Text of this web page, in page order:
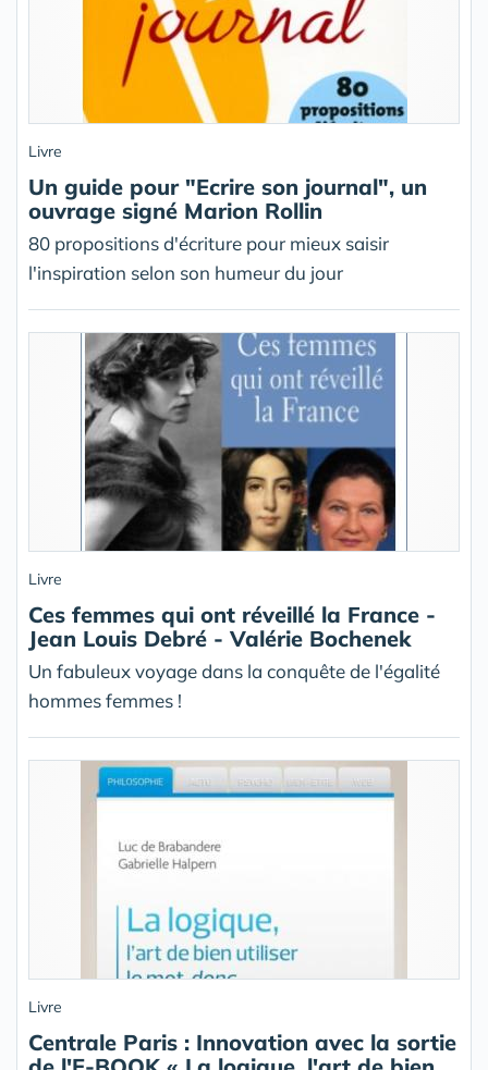
Livre
Un guide pour "Ecrire son journal", un
ouvrage signé Marion Rollin
80 propositions d'écriture pour mieux saisir
l'inspiration selon son humeur du jour
Livre
Ces femmes qui ont réveillé la France -
Jean Louis Debré - Valérie Bochenek
Un fabuleux voyage dans la conquête de l'égalité
hommes femmes !
Livre
Centrale Paris : Innovation avec la sortie